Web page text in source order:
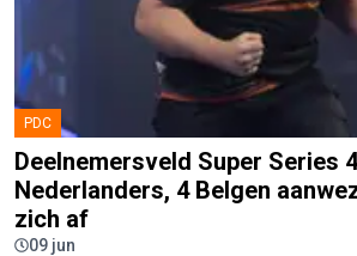
PDC
Deelnemersveld Super Series
Nederlanders, 4 Belgen
zich af
09 jun